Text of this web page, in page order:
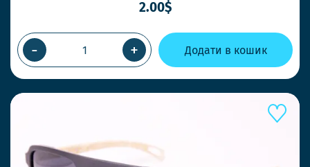
2.00$
- + Додати в кошик